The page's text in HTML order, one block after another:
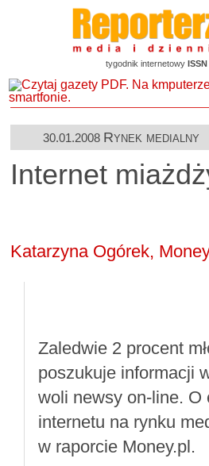
tygodnik internetowy
30.01.2008 Rynek medialny
Internet
Katarzyna Ogórek,
Zaledwie 2 procent
poszukuje informacji
woli newsy on-line. O
internetu na rynku
w raporcie Money.pl.